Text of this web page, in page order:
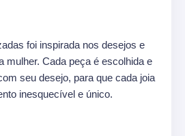
foi inspirada nos desejos e
mulher. Cada peça é escolhida e
seu desejo, para que cada joia
inesquecível e único.